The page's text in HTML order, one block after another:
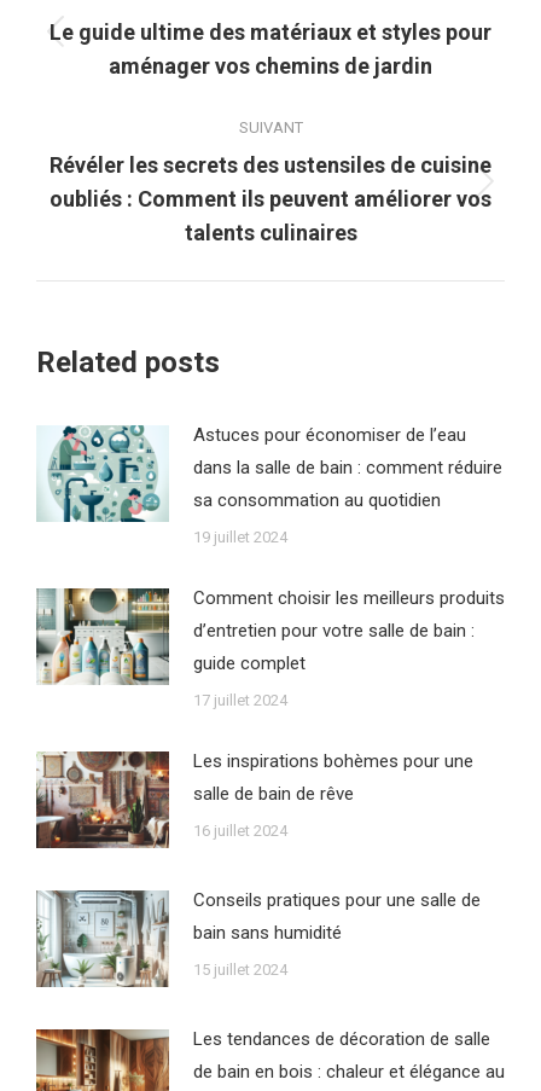
article
Article
précédent
Le guide ultime des matériaux et styles pour
aménager vos chemins de jardin
SUIVANT
Article
suivant
Révéler les secrets des ustensiles de cuisine
oubliés : Comment ils peuvent améliorer vos
talents culinaires
Related posts
Astuces pour économiser de l’eau
dans la salle de bain : comment réduire
sa consommation au quotidien
19 juillet 2024
Comment choisir les meilleurs produits
d’entretien pour votre salle de bain :
guide complet
17 juillet 2024
Les inspirations bohèmes pour une
salle de bain de rêve
16 juillet 2024
Conseils pratiques pour une salle de
bain sans humidité
15 juillet 2024
Les tendances de décoration de salle
de bain en bois : chaleur et élégance au